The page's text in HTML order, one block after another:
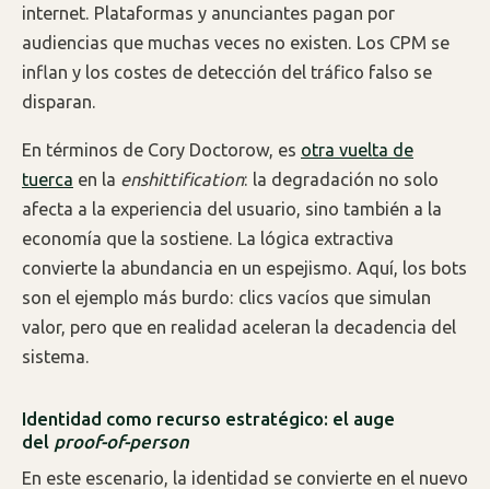
internet. Plataformas y anunciantes pagan por
audiencias que muchas veces no existen. Los CPM se
inflan y los costes de detección del tráfico falso se
disparan.
En términos de Cory Doctorow, es otra vuelta de
tuerca en la enshittification: la degradación no solo
afecta a la experiencia del usuario, sino también a la
economía que la sostiene. La lógica extractiva
convierte la abundancia en un espejismo. Aquí, los bots
son el ejemplo más burdo: clics vacíos que simulan
valor, pero que en realidad aceleran la decadencia del
sistema.
Identidad como recurso estratégico: el auge
del proof-of-person
En este escenario, la identidad se convierte en el nuevo